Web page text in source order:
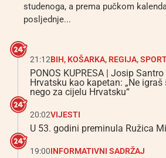
studenoga, a prema pučkom
posljednje...
21:12BIH, KOŠARKA, REGIJA,SPORT
PONOS KUPRESA | Josip
Hrvatsku kao kapetan: „Ne igraš
nego za cijelu Hrvatsku“
20:02VIJESTI
U 53. godini preminula Ružica
19:00INFORMATIVNI SADRŽAJ